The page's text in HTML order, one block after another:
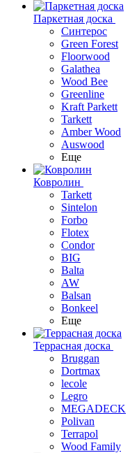
Паркетная доска
Синтерос
Green Forest
Floorwood
Galathea
Wood Bee
Greenline
Kraft Parkett
Tarkett
Amber Wood
Auswood
Еще
Ковролин
Tarkett
Sintelon
Forbo
Flotex
Condor
BIG
Balta
AW
Balsan
Bonkeel
Еще
Террасная доска
Bruggan
Dortmax
lecole
Legro
MEGADECK
Polivan
Terrapol
Wood Family